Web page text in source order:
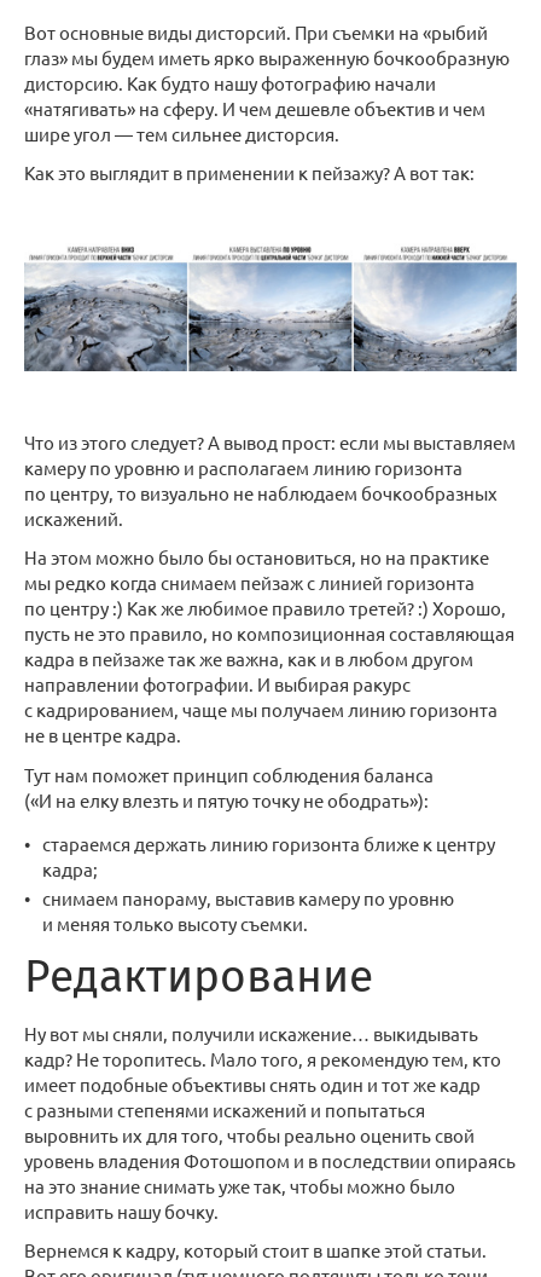
Вот основные виды дисторсий. При съемки на «рыбий
глаз» мы будем иметь ярко выраженную бочкообразную
дисторсию. Как будто нашу фотографию начали
«натягивать» на сферу. И чем дешевле объектив и чем
шире угол — тем сильнее дисторсия.
Как это выглядит в применении к пейзажу? А вот так:
Что из этого следует? А вывод прост: если мы выставляем
камеру по уровню и располагаем линию горизонта
по центру, то визуально не наблюдаем бочкообразных
искажений.
На этом можно было бы остановиться, но на практике
мы редко когда снимаем пейзаж с линией горизонта
по центру :) Как же любимое правило третей? :) Хорошо,
пусть не это правило, но композиционная составляющая
кадра в пейзаже так же важна, как и в любом другом
направлении фотографии. И выбирая ракурс
с кадрированием, чаще мы получаем линию горизонта
не в центре кадра.
Тут нам поможет принцип соблюдения баланса
(«И на елку влезть и пятую точку не ободрать»):
стараемся держать линию горизонта ближе к центру
кадра;
снимаем панораму, выставив камеру по уровню
и меняя только высоту съемки.
Редактирование
Ну вот мы сняли, получили искажение… выкидывать
кадр? Не торопитесь. Мало того, я рекомендую тем, кто
имеет подобные объективы снять один и тот же кадр
с разными степенями искажений и попытаться
выровнить их для того, чтобы реально оценить свой
уровень владения Фотошопом и в последствии опираясь
на это знание снимать уже так, чтобы можно было
исправить нашу бочку.
Вернемся к кадру, который стоит в шапке этой статьи.